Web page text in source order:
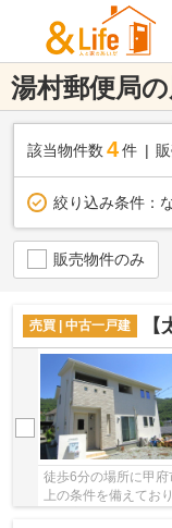
湯村郵便局
該当物件数 4件
絞り込み条件：
販売物件のみ
売買 | 中古一戸建 【
徒歩6分の場所に甲
上の条件を備えてお